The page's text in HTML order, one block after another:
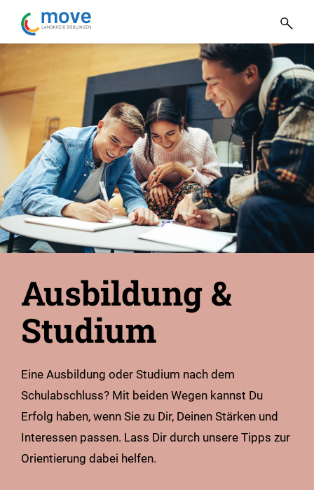
Ausbildung &
Studium
Eine Ausbildung oder Studium nach dem
Schulabschluss? Mit beiden Wegen kannst Du
Erfolg haben, wenn Sie zu Dir, Deinen Stärken und
Interessen passen. Lass Dir durch unsere Tipps zur
Orientierung dabei helfen.